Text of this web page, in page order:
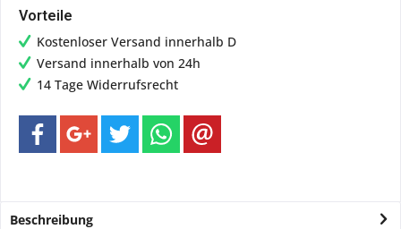
Vorteile
Kostenloser Versand innerhalb D
Versand innerhalb von 24h
14 Tage Widerrufsrecht
Beschreibung